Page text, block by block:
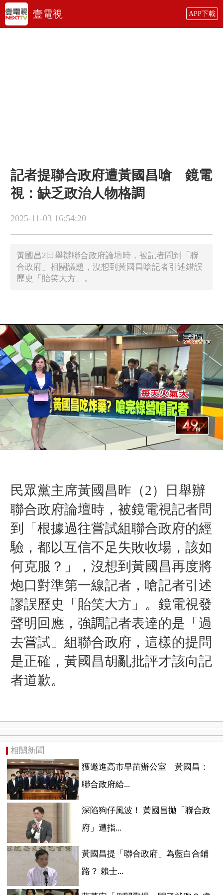
壹電視 APP下載
記者提聯合政府遭黃國昌嗆 鏡電
視：缺乏政治人物格調
2025-11-03 16:54:20
黃國昌2日舉辦聯合政府論壇時，被記者問到「聯
合政府」相關議題，沒想到黃國昌嗆記者引述錯誤
歷史「貽笑大方」。
民眾黨主席黃國昌昨（2）日舉辦
聯合政府論壇時，被鏡電視記者問
到「根據過往嘗試組聯合政府的經
驗，都以互信不足失敗收場，該如
何克服？」，沒想到黃國昌再度將
炮口對準第一線記者，嗆記者引述
謬誤歷史「貽笑大方」。鏡電視發
聲明回應，強調記者表達的是「過
去嘗試」組聯合政府，這樣的提問
是正確， 黃國昌胡亂批評才該向記
者道歉。
相關新聞
獲邀進高市早苗辦公室 黃國昌：
聯合政府給...
深陷狗仔風波！ 黃國昌拋「聯合政
府」遭指...
黃國昌提「聯合政府」為藍白合鋪
路？ 賴士...